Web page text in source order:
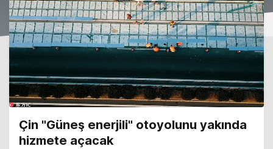
Çin "Güneş enerjili" otoyolunu yakında
hizmete açacak